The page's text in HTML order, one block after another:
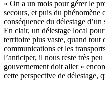
« On a un mois pour gérer le
secours, et puis du phénomène
conséquence du délestage
En clair, un délestage local
territoire plus vaste, quand tout
communications et les
l’anticiper, il nous reste très
gouvernement doit aller «
cette perspective de délestage,